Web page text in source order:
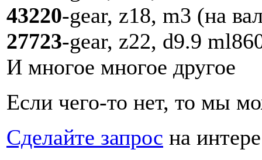
43220-gear, z18, m3 (на
27723-gear, z22, d9.9
И многое многое другое
Если чего-то нет, то мы
Сделайте запрос на